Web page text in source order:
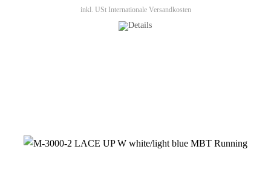
inkl. USt Internationale Versandkosten